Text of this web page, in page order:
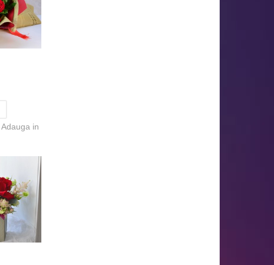
Adauga in